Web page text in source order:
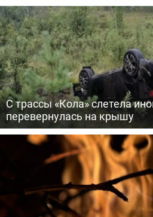
С трассы «Кола» слетела
перевернулась на крышу